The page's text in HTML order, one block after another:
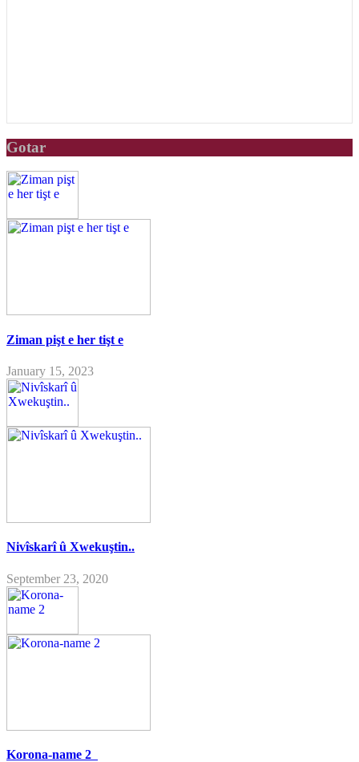
Gotar
Ziman pişt e her tişt e
January 15, 2023
Nivîskarî û Xwekuştin..
September 23, 2020
Korona-name 2